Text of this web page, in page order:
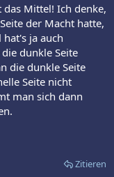
Mittel! Ich denke,
der Macht hatte,
ja auch
dunkle Seite
die dunkle Seite
Seite nicht
man sich dann
Zitieren